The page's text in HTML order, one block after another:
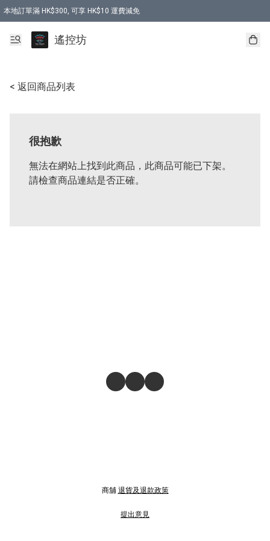
本地訂單滿 HK$300, 可享 HK$10 運費減免
購買 7.6V 6500mah 70C 電池 送 7.6V USB充電器
遙控坊
< 返回商品列表
很抱歉
無法在網站上找到此商品，此商品可能已下架。
請檢查商品連結是否正確。
商舖 退貨及退款政策
提出意見